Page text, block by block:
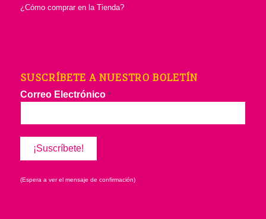
¿Cómo comprar en la Tienda?
SUSCRÍBETE A NUESTRO BOLETÍN
Correo Electrónico *
(Espera a ver el mensaje de confirmación)